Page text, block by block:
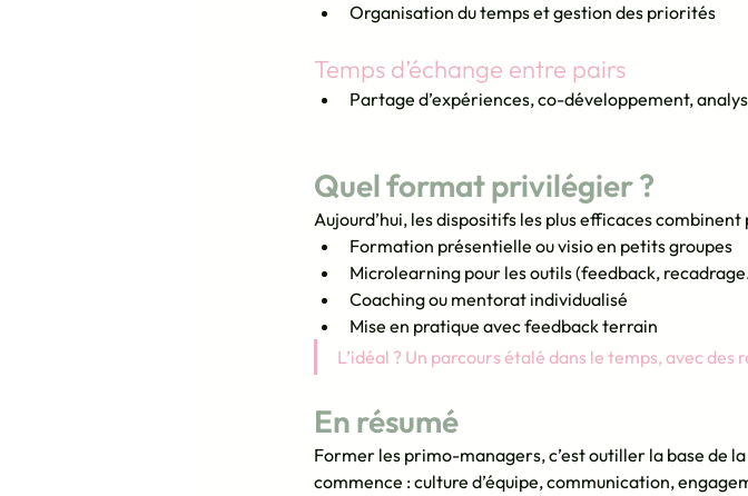
Organisation du temps et gestion des priorités
Temps d’échange entre pairs
Partage d’expériences, co-développement,
Quel format privilégier ?
Aujourd’hui, les dispositifs les plus efficaces
Formation présentielle ou visio en petits groupes
Microlearning pour les outils (feedback,
Coaching ou mentorat individualisé
Mise en pratique avec feedback terrain
L’idéal ? Un parcours étalé dans le temps, avec
En résumé
Former les primo-managers, c’est outiller la base de
commence : culture d’équipe, communication,